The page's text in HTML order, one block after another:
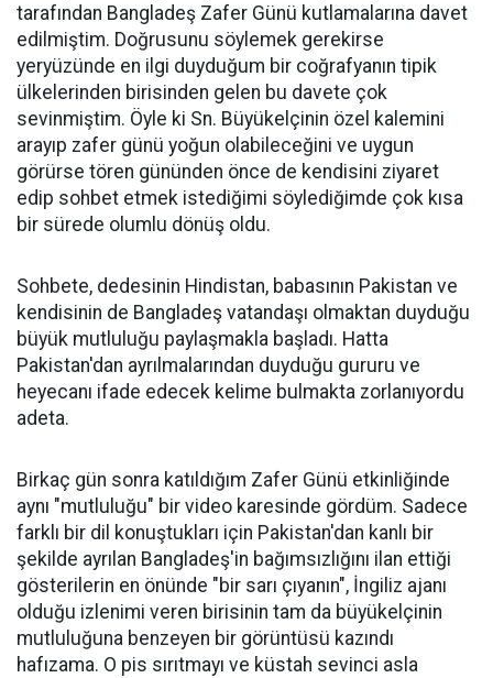
tarafından Bangladeş Zafer Günü kutlamalarına davet
edilmiştim. Doğrusunu söylemek gerekirse
yeryüzünde en ilgi duyduğum bir coğrafyanın tipik
ülkelerinden birisinden gelen bu davete çok
sevinmiştim. Öyle ki Sn. Büyükelçinin özel kalemini
arayıp zafer günü yoğun olabileceğini ve uygun
görürse tören gününden önce de kendisini ziyaret
edip sohbet etmek istediğimi söylediğimde çok kısa
bir sürede olumlu dönüş oldu.
Sohbete, dedesinin Hindistan, babasının Pakistan ve
kendisinin de Bangladeş vatandaşı olmaktan duyduğu
büyük mutluluğu paylaşmakla başladı. Hatta
Pakistan'dan ayrılmalarından duyduğu gururu ve
heyecanı ifade edecek kelime bulmakta zorlanıyordu
adeta.
Birkaç gün sonra katıldığım Zafer Günü etkinliğinde
aynı "mutluluğu" bir video karesinde gördüm. Sadece
farklı bir dil konuştukları için Pakistan'dan kanlı bir
şekilde ayrılan Bangladeş'in bağımsızlığını ilan ettiği
gösterilerin en önünde "bir sarı çıyanın", İngiliz ajanı
olduğu izlenimi veren birisinin tam da büyükelçinin
mutluluğuna benzeyen bir görüntüsü kazındı
hafızama. O pis sırıtmayı ve küstah sevinci asla